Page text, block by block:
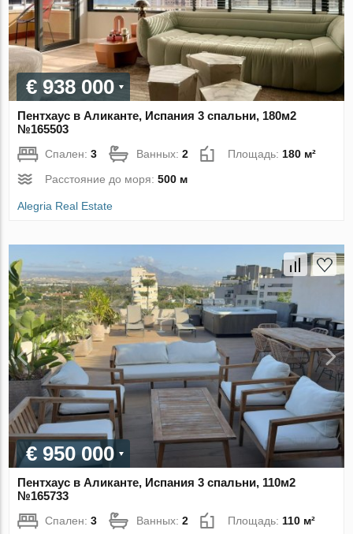
€ 938 000
Пентхаус в Аликанте, Испания 3 спальни, 180м2
№165503
Спален:3 Ванных:2 Площадь: 180 м²
Расстояние до моря:500 м
Alegria Real Estate
€ 950 000
Пентхаус в Аликанте, Испания 3 спальни, 110м2
№165733
Спален:3 Ванных:2 Площадь:110 м²